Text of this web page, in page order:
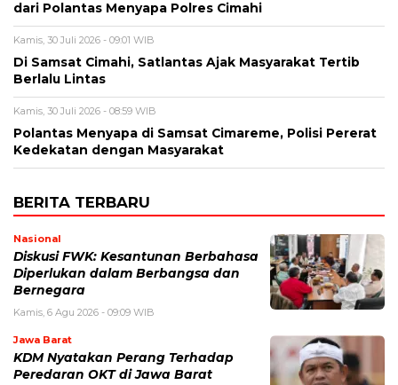
dari Polantas Menyapa Polres Cimahi
Kamis, 30 Juli 2026 - 09:01 WIB
Di Samsat Cimahi, Satlantas Ajak Masyarakat Tertib
Berlalu Lintas
Kamis, 30 Juli 2026 - 08:59 WIB
Polantas Menyapa di Samsat Cimareme, Polisi Pererat
Kedekatan dengan Masyarakat
BERITA TERBARU
Nasional
Diskusi FWK: Kesantunan Berbahasa
Diperlukan dalam Berbangsa dan
Bernegara
Kamis, 6 Agu 2026 - 09:09 WIB
Jawa Barat
KDM Nyatakan Perang Terhadap
Peredaran OKT di Jawa Barat